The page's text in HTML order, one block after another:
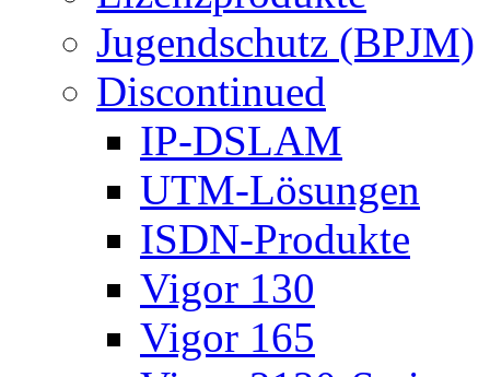
Jugendschutz (BPJM)
Discontinued
IP-DSLAM
UTM-Lösungen
ISDN-Produkte
Vigor 130
Vigor 165